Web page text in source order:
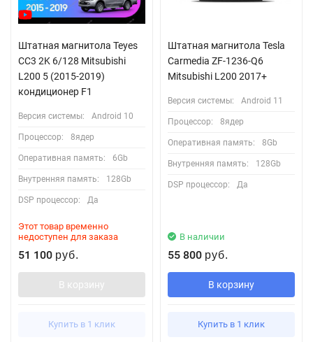
Штатная магнитола Teyes
CC3 2K 6/128 Mitsubishi
L200 5 (2015-2019)
кондиционер F1
Версия системы: Android 10
Процессор: 8ядер
Оперативная память: 6Gb
Внутренняя память: 128Gb
DSP процессор: Да
Этот товар временно
недоступен для заказа
51 100 руб.
В корзину
Купить в 1 клик
Штатная магнитола Tesla
Carmedia ZF-1236-Q6
Mitsubishi L200 2017+
Версия системы: Android 11
Процессор: 8ядер
Оперативная память: 8Gb
Внутренняя память: 128Gb
DSP процессор: Да
В наличии
55 800 руб.
В корзину
Купить в 1 клик